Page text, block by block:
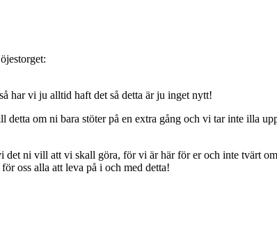
har vi ju alltid haft det så detta är ju inget nytt!
om ni bara stöter på en extra gång och vi tar inte illa
det ni vill att vi skall göra, för vi är här för er och inte tvärt
oss alla att leva på i och med detta!